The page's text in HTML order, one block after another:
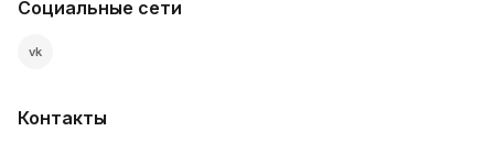
Социальные сети
vk
Контакты